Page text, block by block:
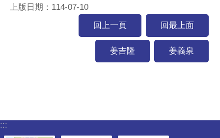
上版日期：114-07-10
回上一頁
回最上面
姜吉隆 姜義泉
:::